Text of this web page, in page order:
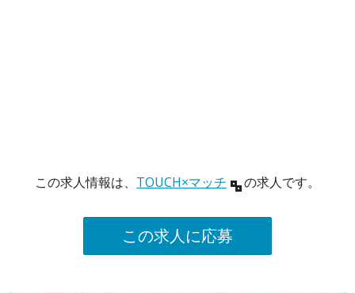
この求人情報は、 TOUCH×マッチ の求人です。
この求人に応募